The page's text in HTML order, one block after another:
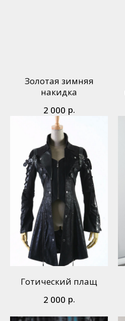
Золотая зимняя
накидка
2 000 р.
Готический плащ
2 000 р.